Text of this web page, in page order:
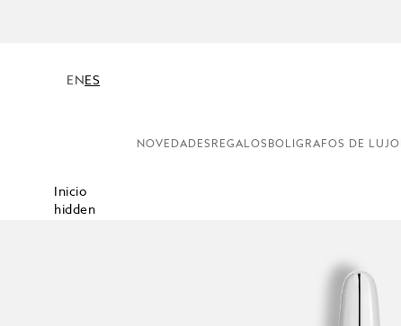
EN ES
NOVEDADES REGALOS BOLIGRAFOS DE LUJO
Inicio
hidden